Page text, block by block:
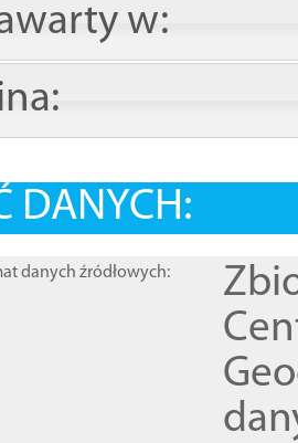
w:
DANYCH:
danych źródłowych: